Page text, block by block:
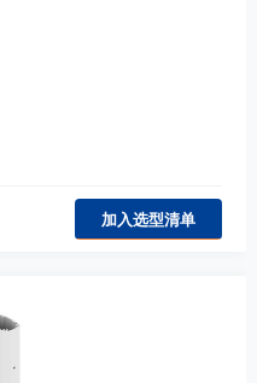
加入选型清单